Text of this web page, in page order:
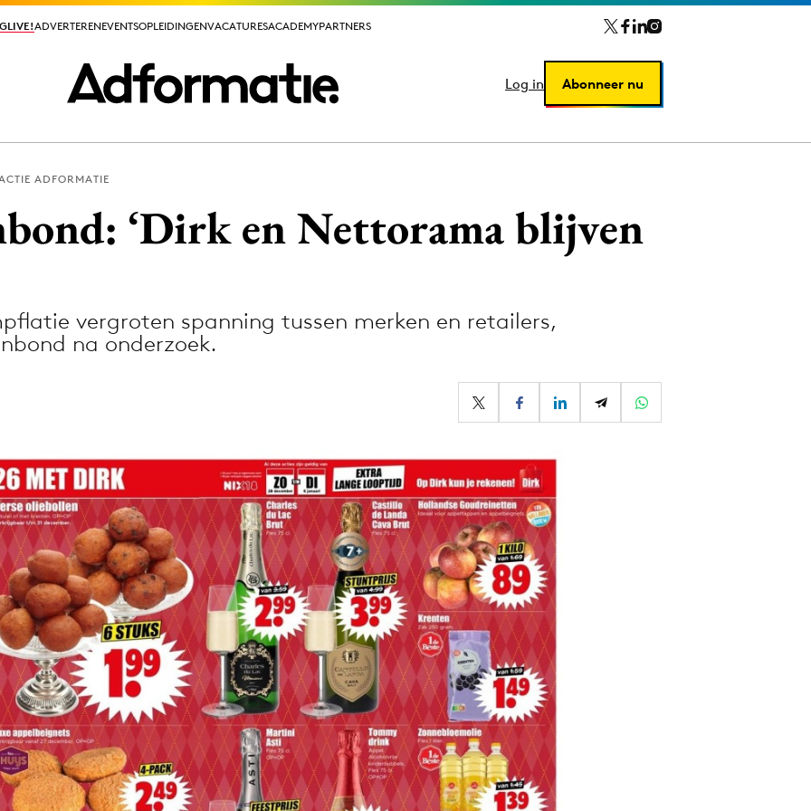
ADVERTERENEVENTSOPLEIDINGENVACATURESACADEMYPARTNERS
Log in Abonneer nu
ADVERTERENEVENTSOPLEIDINGENVACATURESACADEMYPARTNERS
Log in Abonneer nu
Media
Reputatie & crisis
ADFORMATIE
‘Dirk en Nettorama blijven
vergroten spanning tussen merken en retailers,
na onderzoek.